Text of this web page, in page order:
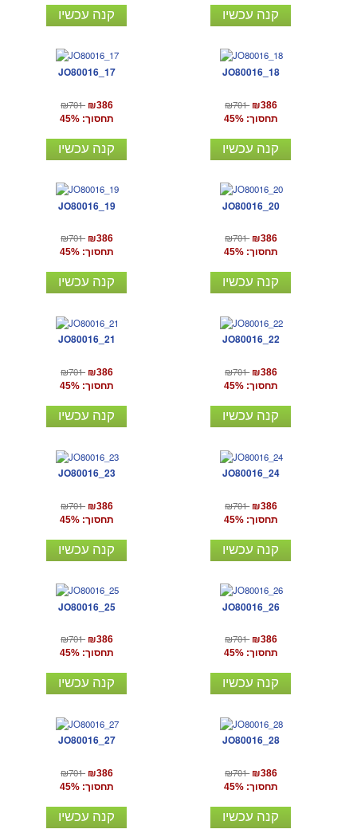
קנה עכשיו קנה עכשיו
JO80016_17
₪701 ₪386
תחסוך: 45%
קנה עכשיו
JO80016_18
₪701 ₪386
תחסוך: 45%
קנה עכשיו
JO80016_19
₪701 ₪386
תחסוך: 45%
קנה עכשיו
JO80016_20
₪701 ₪386
תחסוך: 45%
קנה עכשיו
JO80016_21
₪701 ₪386
תחסוך: 45%
קנה עכשיו
JO80016_22
₪701 ₪386
תחסוך: 45%
קנה עכשיו
JO80016_23
₪701 ₪386
תחסוך: 45%
קנה עכשיו
JO80016_24
₪701 ₪386
תחסוך: 45%
קנה עכשיו
JO80016_25
₪701 ₪386
תחסוך: 45%
קנה עכשיו
JO80016_26
₪701 ₪386
תחסוך: 45%
קנה עכשיו
JO80016_27
₪701 ₪386
תחסוך: 45%
קנה עכשיו
JO80016_28
₪701 ₪386
תחסוך: 45%
קנה עכשיו